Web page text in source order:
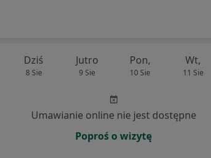
Dziś
8 Sie
Jutro
9 Sie
Pon,
10 Sie
Wt,
11 Sie
Umawianie online nie jest dostępne
Poproś o wizytę